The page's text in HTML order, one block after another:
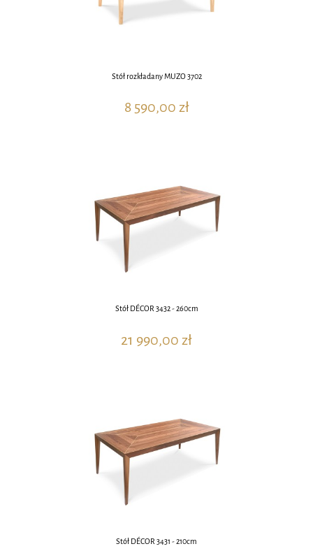
Stół rozkładany MUZO 3702
8 590,00 zł
Stół DÉCOR 3432 - 260cm
21 990,00 zł
Stół DÉCOR 3431 - 210cm